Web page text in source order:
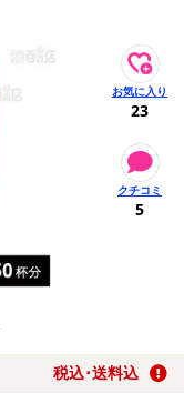
23
5
税込･送料込